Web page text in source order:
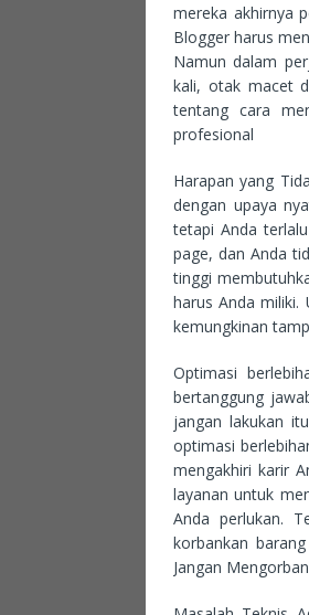
mereka akhirnya
Blogger harus
Namun dalam
kali, otak macet
tentang cara
profesional
Harapan yang
dengan upaya
tetapi Anda
page, dan Anda
tinggi
harus Anda
kemungkinan
Optimasi
bertanggung
jangan lakukan
optimasi
mengakhiri karir
layanan untuk
Anda perlukan.
korbankan
Jangan